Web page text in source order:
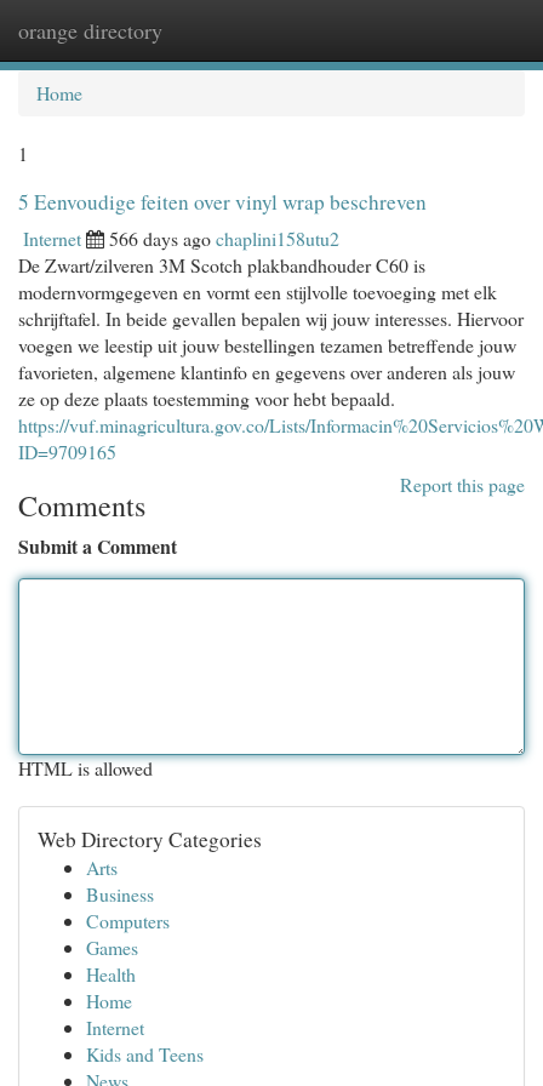
orange directory
Home
1
5 Eenvoudige feiten over vinyl wrap beschreven
Internet 566 days agochaplini158utu2
De Zwart/zilveren 3M Scotch plakbandhouder C60 is
modernvormgegeven en vormt een stijlvolle toevoeging met elk
schrijftafel. In beide gevallen bepalen wij jouw interesses. Hiervoor
voegen we leestip uit jouw bestellingen tezamen betreffende jouw
favorieten, algemene klantinfo en gegevens over anderen als jouw
ze op deze plaats toestemming voor hebt bepaald.
https://vuf.minagricultura.gov.co/Lists/
ID=9709165
Report this page
Comments
Submit a Comment
HTML is allowed
Web Directory Categories
Arts
Business
Computers
Games
Health
Home
Internet
Kids and Teens
News